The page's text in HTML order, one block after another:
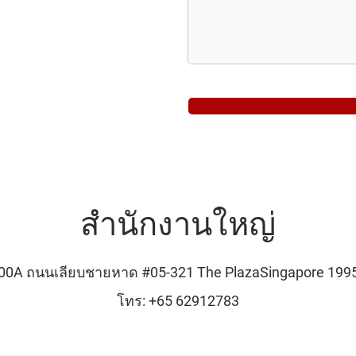
สำนักงานใหญ่
ถนนเลียบชายหาด #05-321 The PlazaSingapore
โทร: +65 62912783